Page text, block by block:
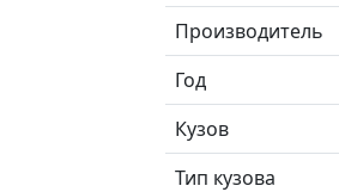
Производитель
Год
Кузов
Тип кузова